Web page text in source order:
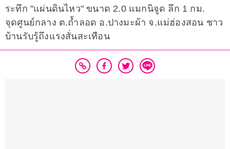
ระทึก "แผ่นดินไหว" ขนาด 2.0 แมกนิจูด ลึก 1 กม.
จุดศูนย์กลาง ต.ถ้ำลอด อ.ปางมะผ้า จ.แม่ฮ่องสอน ชาว
บ้านรับรู้ถึงแรงสั่นสะเทือน